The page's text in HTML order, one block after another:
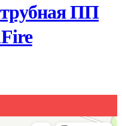
ПП